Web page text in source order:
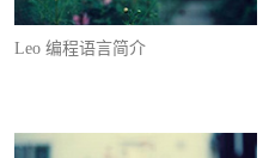
Leo 编程语言简介